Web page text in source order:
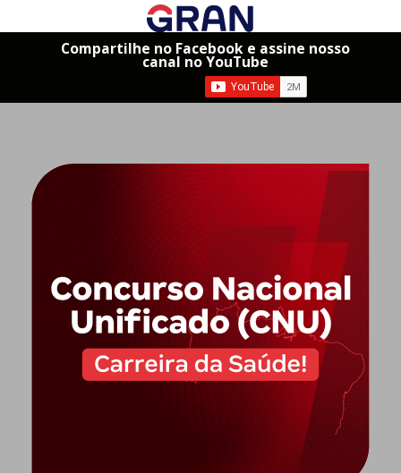
Compartilhe no Facebook e assine nosso
canal no YouTube